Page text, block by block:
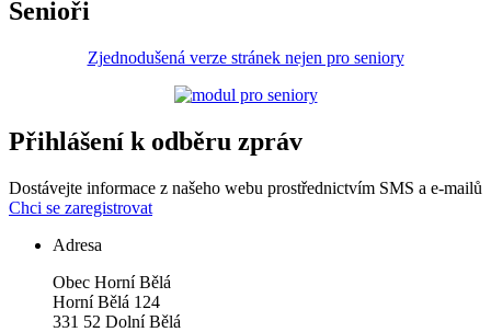
Senioři
Zjednodušená verze stránek nejen pro seniory
Přihlášení k odběru zpráv
Dostávejte informace z našeho webu prostřednictvím SMS a e-mailů
Chci se zaregistrovat
Adresa
Obec Horní Bělá
Horní Bělá 124
331 52 Dolní Bělá